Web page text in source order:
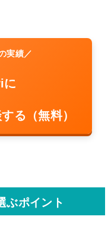
実績／
る（無料）
ぶポイント